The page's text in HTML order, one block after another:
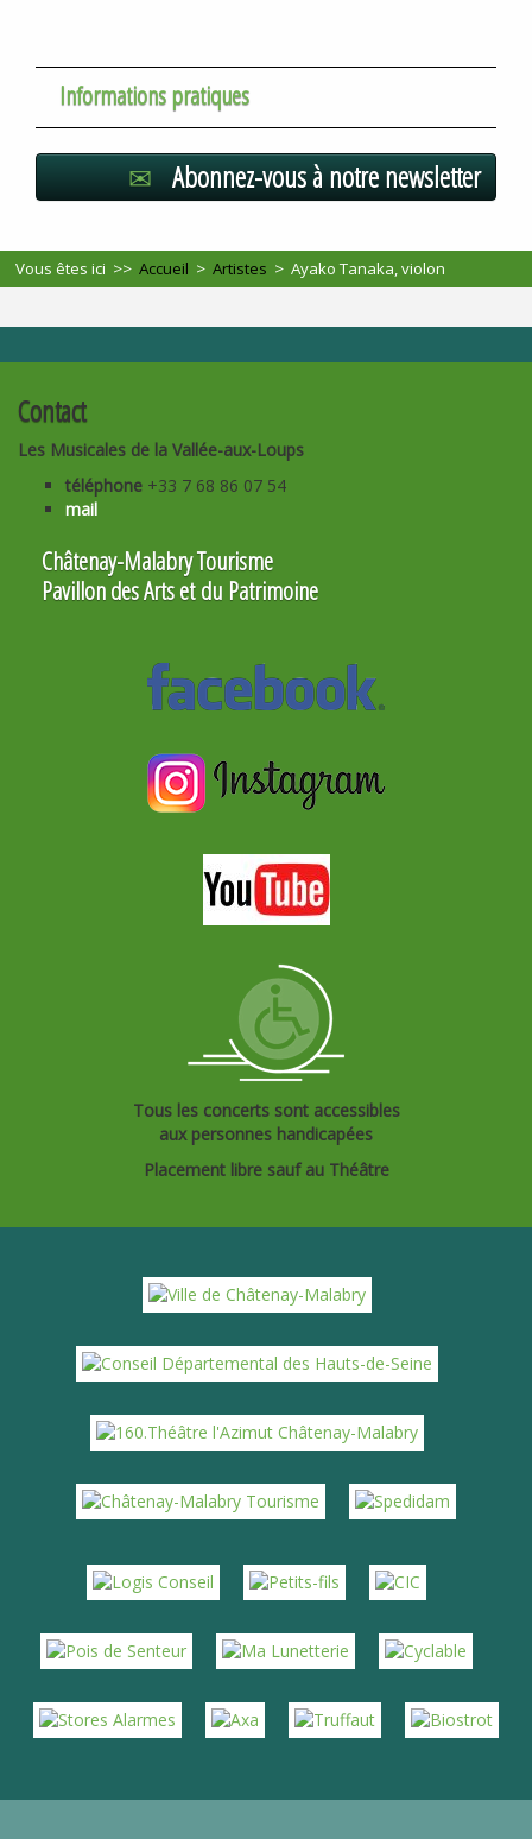
Informations pratiques
Abonnez-vous à notre newsletter
Vous êtes ici >>Accueil >Artistes >Ayako Tanaka, violon
Contact
Les Musicales de la Vallée-aux-Loups
téléphone +33 7 68 86 07 54
mail
Châtenay-Malabry Tourisme
Pavillon des Arts et du Patrimoine
Tous les concerts sont accessibles
aux personnes handicapées
Placement libre sauf au Théâtre